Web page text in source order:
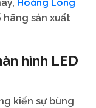
sản xuất
hình LED
kiến sự bùng